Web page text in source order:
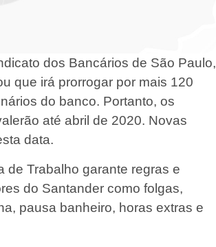
dos Bancários de São Paulo,
que irá prorrogar por mais 120
do banco. Portanto, os
até abril de 2020. Novas
data.
de Trabalho garante regras e
do Santander como folgas,
pausa banheiro, horas extras e